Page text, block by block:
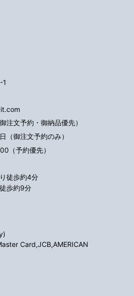
1
注文予約・御納品優先）
（御注文予約のみ）
（予約優先）
徒歩約4分
歩約9分
Card,JCB,AMERICAN